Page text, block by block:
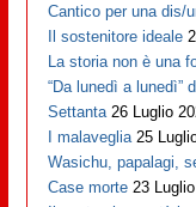
Cantico per una dis/
Il sostenitore ideale
La storia non è una
“Da lunedì a lunedì”
Settanta 26 Luglio
I malaveglia 25
Wasichu, papalagi,
Case morte 23